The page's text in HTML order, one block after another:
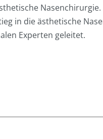
Nasenchirurgie.
in die ästhetische
Experten geleitet.